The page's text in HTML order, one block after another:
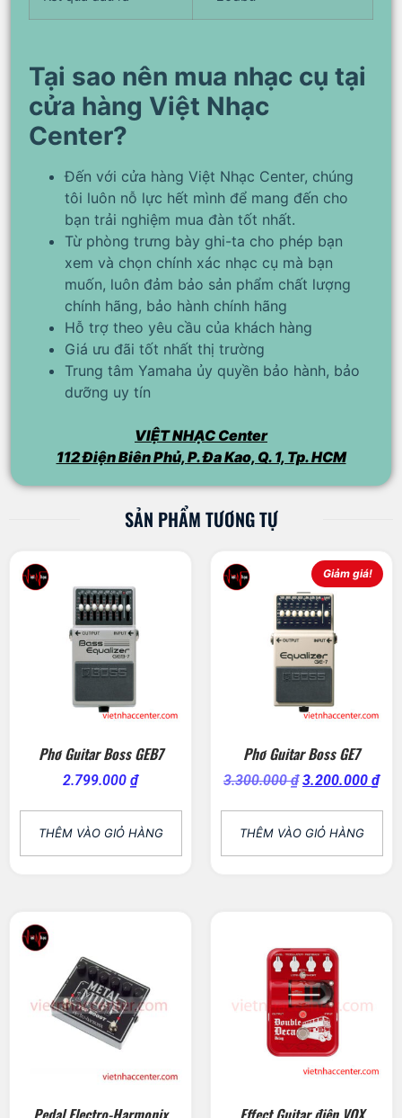
Tại sao nên mua nhạc cụ tại
cửa hàng Việt Nhạc
Center?
Đến với cửa hàng Việt Nhạc Center, chúng
tôi luôn nỗ lực hết mình để mang đến cho
bạn trải nghiệm mua đàn tốt nhất.
Từ phòng trưng bày ghi-ta cho phép bạn
xem và chọn chính xác nhạc cụ mà bạn
muốn, luôn đảm bảo sản phẩm chất lượng
chính hãng, bảo hành chính hãng
Hỗ trợ theo yêu cầu của khách hàng
Giá ưu đãi tốt nhất thị trường
Trung tâm Yamaha ủy quyền bảo hành, bảo
dưỡng uy tín
VIỆT NHẠC Center
112 Điện Biên Phủ, P. Đa Kao, Q. 1, Tp. HCM
SẢN PHẨM TƯƠNG TỰ
Phơ Guitar Boss GEB7
2.799.000 ₫
THÊM VÀO GIỎ HÀNG
Giảm giá!
Phơ Guitar Boss GE7
3.300.000₫ 3.200.000 ₫
THÊM VÀO GIỎ HÀNG